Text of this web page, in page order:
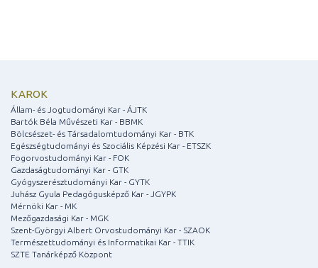
KAROK
Állam- és Jogtudományi Kar - ÁJTK
Bartók Béla Művészeti Kar - BBMK
Bölcsészet- és Társadalomtudományi Kar - BTK
Egészségtudományi és Szociális Képzési Kar - ETSZK
Fogorvostudományi Kar - FOK
Gazdaságtudományi Kar - GTK
Gyógyszerésztudományi Kar - GYTK
Juhász Gyula Pedagógusképző Kar - JGYPK
Mérnöki Kar - MK
Mezőgazdasági Kar - MGK
Szent-Györgyi Albert Orvostudományi Kar - SZAOK
Természettudományi és Informatikai Kar - TTIK
SZTE Tanárképző Központ